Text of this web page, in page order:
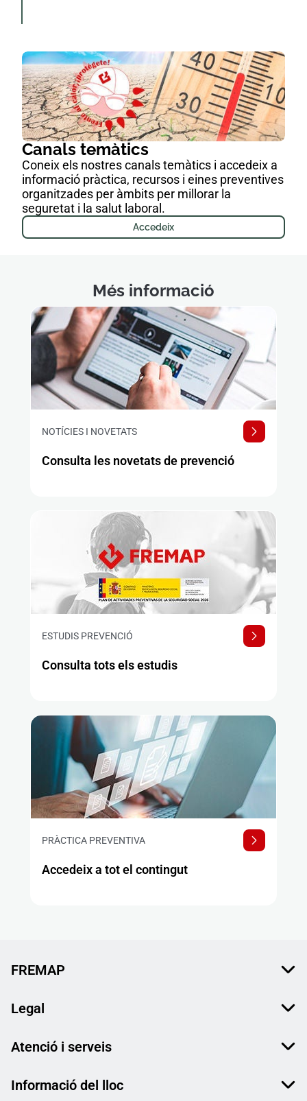
Canals temàtics
Coneix els nostres canals temàtics i accedeix a
informació pràctica, recursos i eines preventives
organitzades per àmbits per millorar la
seguretat i la salut laboral.
Accedeix
Més informació
NOTÍCIES I NOVETATS
Consulta les novetats de prevenció
ESTUDIS PREVENCIÓ
Consulta tots els estudis
PRÀCTICA PREVENTIVA
Accedeix a tot el contingut
FREMAP
Legal
Atenció i serveis
Informació del lloc